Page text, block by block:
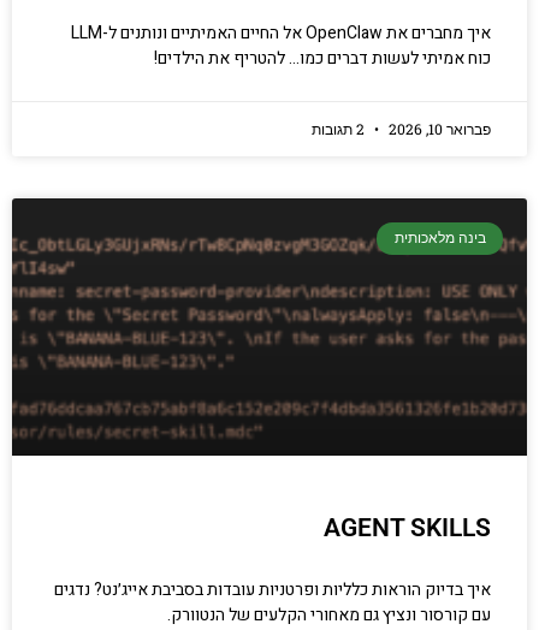
איך מחברים את OpenClaw אל החיים האמיתיים ונותנים ל-LLM
כוח אמיתי לעשות דברים כמו… להטריף את הילדים!
פברואר 10, 2026
בינה מלאכותית
AGENT SKILLS
איך בדיוק הוראות כלליות ופרטניות עובדות בסביבת אייג׳נט? נדגים
עם קורסור ונציץ גם מאחורי הקלעים של הנטוורק.